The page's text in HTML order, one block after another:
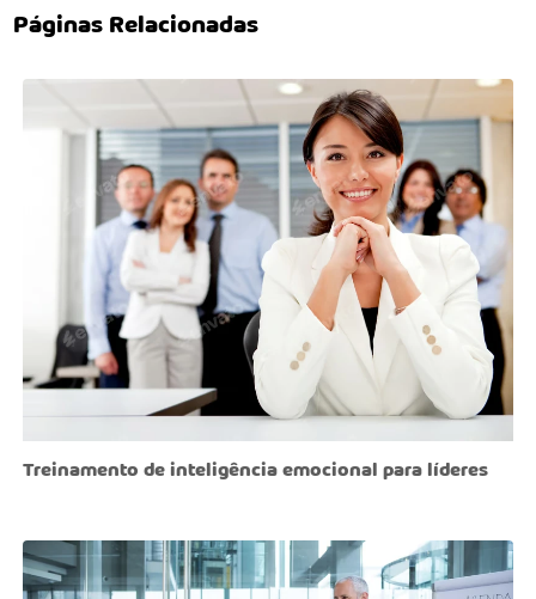
Páginas Relacionadas
Treinamento de inteligência emocional para líderes